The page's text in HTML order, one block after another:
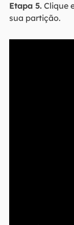
Etapa 5.Clique
sua partição.